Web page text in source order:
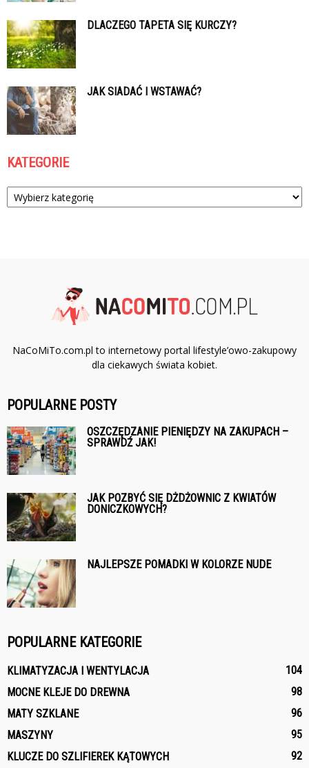
DLACZEGO TAPETA SIĘ KURCZY?
JAK SIADAĆ I WSTAWAĆ?
KATEGORIE
Kategorie
NaCoMiTo.com.pl to internetowy portal lifestyle’owo-zakupowy
dla ciekawych świata kobiet.
POPULARNE POSTY
OSZCZĘDZANIE PIENIĘDZY NA ZAKUPACH –
SPRAWDŹ JAK!
JAK POZBYĆ SIĘ DŻDŻOWNIC Z KWIATÓW
DONICZKOWYCH?
NAJLEPSZE POMADKI W KOLORZE NUDE
POPULARNE KATEGORIE
KLIMATYZACJA I WENTYLACJA
104
MOCNE KLEJE DO DREWNA
98
MATY SZKLANE
96
MASZYNY
95
KLUCZE DO SZLIFIEREK KĄTOWYCH
92